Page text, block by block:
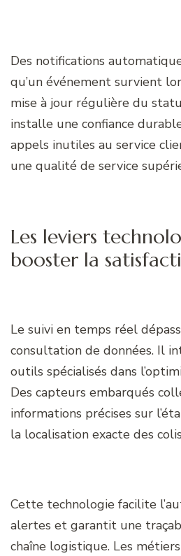
Des notifications
qu’un événement survient
mise à jour régulière du
installe une confiance
appels inutiles au service
une qualité de service
Les leviers
booster la
Le suivi en temps réel
consultation de données. Il
outils spécialisés dans
Des capteurs embarqués
informations précises sur
la localisation exacte des
Cette technologie facilite
alertes et garantit une
chaîne logistique. Les